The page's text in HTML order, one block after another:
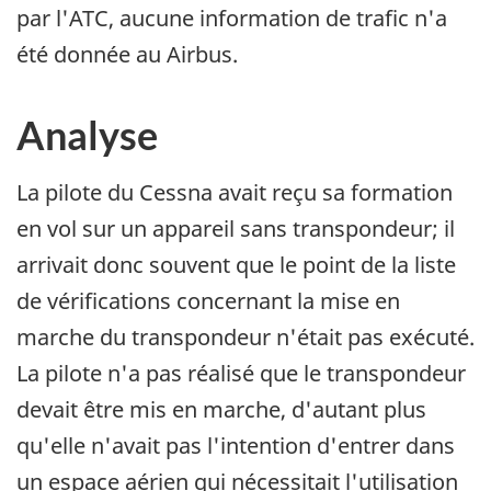
par l'ATC, aucune information de trafic n'a
été donnée au Airbus.
Analyse
La pilote du Cessna avait reçu sa formation
en vol sur un appareil sans transpondeur; il
arrivait donc souvent que le point de la liste
de vérifications concernant la mise en
marche du transpondeur n'était pas exécuté.
La pilote n'a pas réalisé que le transpondeur
devait être mis en marche, d'autant plus
qu'elle n'avait pas l'intention d'entrer dans
un espace aérien qui nécessitait l'utilisation